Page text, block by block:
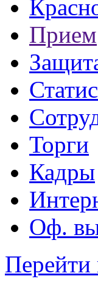
Прием
Торги
Кадры
Оф.
Перейти